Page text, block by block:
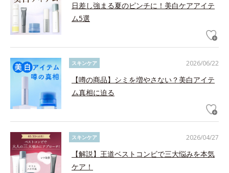
日差し強まる夏のピンチに！美白ケアアイテ
ム5選
2026/06/22
スキンケア
【噂の商品】シミを増やさない？美白アイテ
ム真相に迫る
2026/04/27
スキンケア
【解説】王道ベストコンビで三大悩みを本気
ケア！